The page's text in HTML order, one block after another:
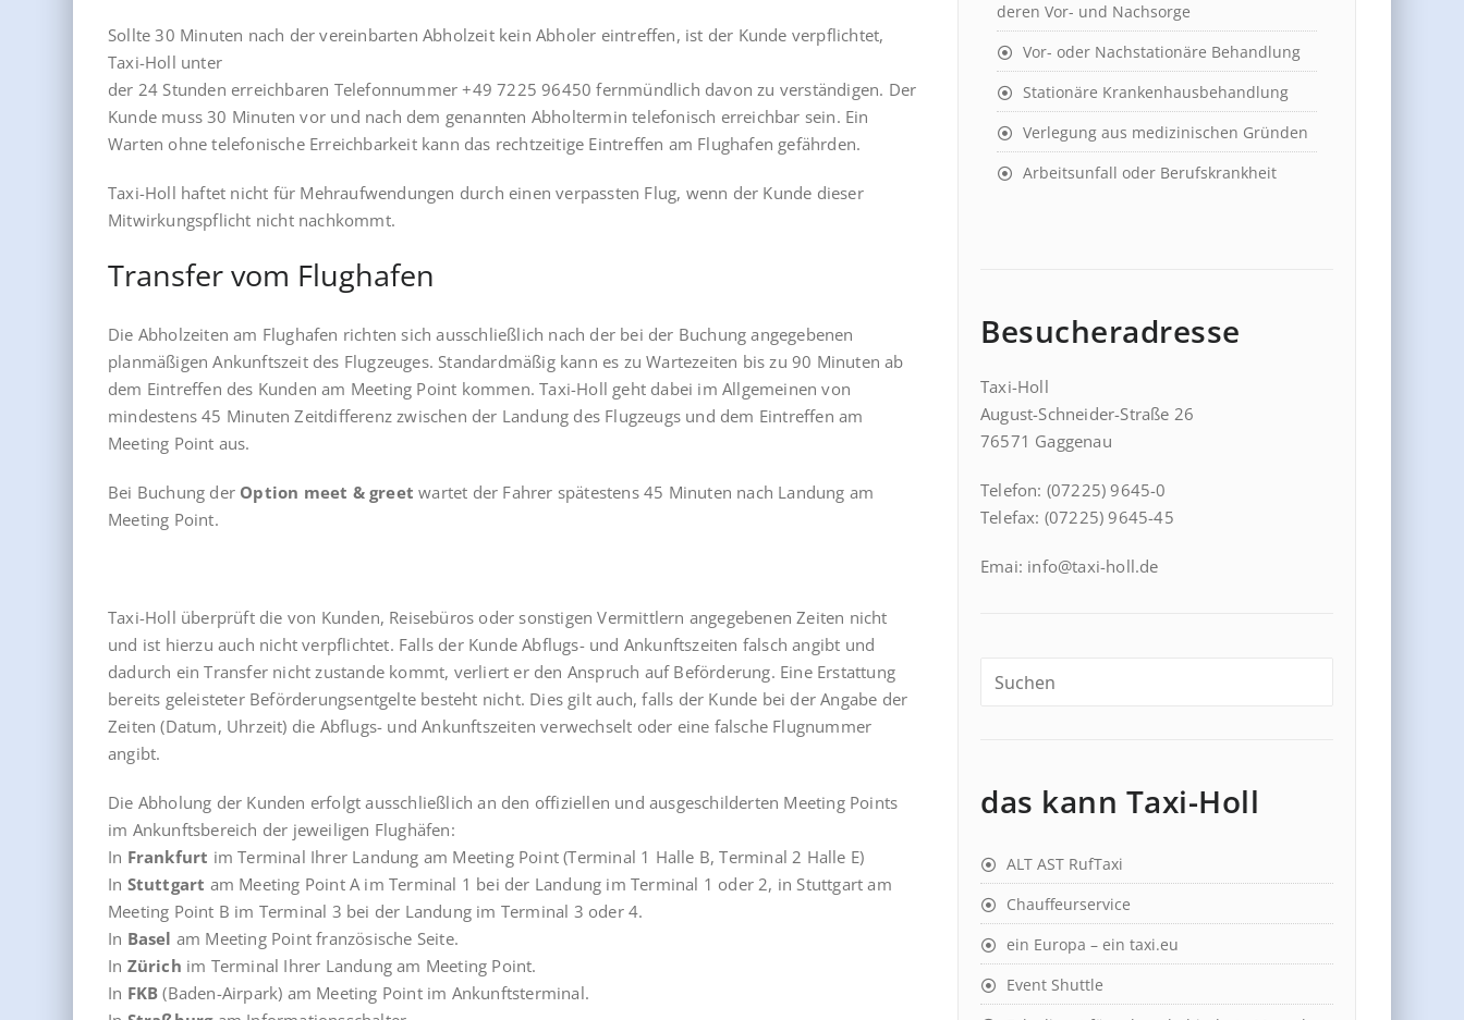
Sollte 30 Minuten nach der vereinbarten Abholzeit kein Abholer eintreffen, ist der Kunde verpflichtet,
Taxi-Holl unter
der 24 Stunden erreichbaren Telefonnummer +49 7225 96450 fernmündlich davon zu verständigen. Der
Kunde muss 30 Minuten vor und nach dem genannten Abholtermin telefonisch erreichbar sein. Ein
Warten ohne telefonische Erreichbarkeit kann das rechtzeitige Eintreffen am Flughafen gefährden.
Taxi-Holl haftet nicht für Mehraufwendungen durch einen verpassten Flug, wenn der Kunde dieser
Mitwirkungspflicht nicht nachkommt.
Transfer vom Flughafen
Die Abholzeiten am Flughafen richten sich ausschließlich nach der bei der Buchung angegebenen
planmäßigen Ankunftszeit des Flugzeuges. Standardmäßig kann es zu Wartezeiten bis zu 90 Minuten ab
dem Eintreffen des Kunden am Meeting Point kommen. Taxi-Holl geht dabei im Allgemeinen von
mindestens 45 Minuten Zeitdifferenz zwischen der Landung des Flugzeugs und dem Eintreffen am
Meeting Point aus.
Bei Buchung der Option meet & greetwartet der Fahrer spätestens 45 Minuten nach Landung am
Meeting Point.
Taxi-Holl überprüft die von Kunden, Reisebüros oder sonstigen Vermittlern angegebenen Zeiten nicht
und ist hierzu auch nicht verpflichtet. Falls der Kunde Abflugs- und Ankunftszeiten falsch angibt und
dadurch ein Transfer nicht zustande kommt, verliert er den Anspruch auf Beförderung. Eine Erstattung
bereits geleisteter Beförderungsentgelte besteht nicht. Dies gilt auch, falls der Kunde bei der Angabe der
Zeiten (Datum, Uhrzeit) die Abflugs- und Ankunftszeiten verwechselt oder eine falsche Flugnummer
angibt.
Die Abholung der Kunden erfolgt ausschließlich an den offiziellen und ausgeschilderten Meeting Points
im Ankunftsbereich der jeweiligen Flughäfen:
In Frankfurt im Terminal Ihrer Landung am Meeting Point (Terminal 1 Halle B, Terminal 2 Halle E)
In Stuttgart am Meeting Point A im Terminal 1 bei der Landung im Terminal 1 oder 2, in Stuttgart am
Meeting Point B im Terminal 3 bei der Landung im Terminal 3 oder 4.
In Basel am Meeting Point französische Seite.
In Zürich im Terminal Ihrer Landung am Meeting Point.
In FKB (Baden-Airpark) am Meeting Point im Ankunftsterminal.
deren Vor- und Nachsorge
Vor- oder Nachstationäre Behandlung
Stationäre Krankenhausbehandlung
Verlegung aus medizinischen Gründen
Arbeitsunfall oder Berufskrankheit
Besucheradresse
Taxi-Holl
August-Schneider-Straße 26
76571 Gaggenau
Telefon: (07225) 9645-0
Telefax: (07225) 9645-45
Emai: info@taxi-holl.de
das kann Taxi-Holl
ALT AST RufTaxi
Chauffeurservice
ein Europa – ein taxi.eu
Event Shuttle